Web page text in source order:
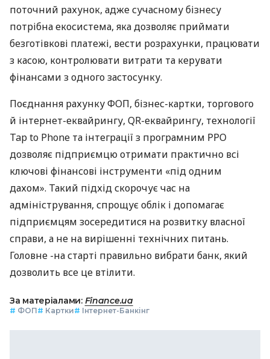
поточний рахунок, адже сучасному бізнесу
потрібна екосистема, яка дозволяє приймати
безготівкові платежі, вести розрахунки, працювати
з касою, контролювати витрати та керувати
фінансами з одного застосунку.
Поєднання рахунку ФОП, бізнес-картки, торгового
й інтернет-еквайрингу, QR-еквайрингу, технології
Tap to Phone та інтеграції з програмним РРО
дозволяє підприємцю отримати практично всі
ключові фінансові інструменти «під одним
дахом». Такий підхід скорочує час на
адміністрування, спрощує облік і допомагає
підприємцям зосередитися на розвитку власної
справи, а не на вирішенні технічних питань.
Головне -на старті правильно вибрати банк, який
дозволить все це втілити.
За матеріалами: Finance.ua
# ФОП# Картки# Інтернет-Банкінг